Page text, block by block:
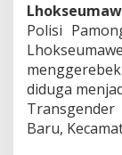
Polisi
diduga
Transgender
Baru,